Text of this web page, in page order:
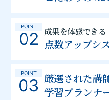
POINT
02 成果を体感できる
点数アップシ
POINT
03 厳選された講
学習プランナ